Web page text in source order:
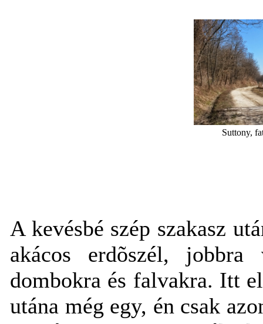
Suttony,
A kevésbé szép szakasz
akácos erdõszél,
dombokra és falvakra. Itt
utána még egy, én csak